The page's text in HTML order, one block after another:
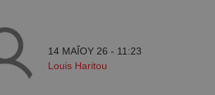
14 ΜΑΪ́ΟΥ 26 - 11:23
Louis Haritou